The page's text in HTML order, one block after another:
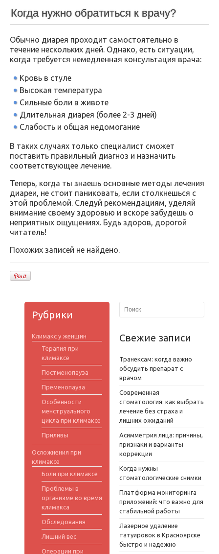
Когда нужно обратиться к врачу?
Обычно диарея проходит самостоятельно в
течение нескольких дней. Однако, есть ситуации,
когда требуется немедленная консультация врача:
Кровь в стуле
Высокая температура
Сильные боли в животе
Длительная диарея (более 2-3 дней)
Слабость и общая недомогание
В таких случаях только специалист сможет
поставить правильный диагноз и назначить
соответствующее лечение.
Теперь, когда ты знаешь основные методы лечения
диареи, не стоит паниковать, если столкнешься с
этой проблемой. Следуй рекомендациям, уделяй
внимание своему здоровью и вскоре забудешь о
неприятных ощущениях. Будь здоров, дорогой
читатель!
Похожих записей не найдено.
Рубрики
Климакс у женщин
Терапия при
климаксе
Постменопауза
Пременопауза
Особенности
менструального
цикла при климаксе
Приливы
Осложнения при
климаксе
Боли при климаксе
Проблемы в
организме во время
климакса
Обследования
Лишний вес
Операции при
Свежие записи
Транексам: когда важно
обсудить препарат с
врачом
Современная
стоматология: как выбрать
лечение без страха и
лишних ожиданий
Асимметрия лица: причины,
признаки и варианты
коррекции
Когда нужны
стоматологические снимки
Платформа мониторинга
приложений: что важно для
стабильной работы
Лазерное удаление
татуировок в Красноярске
быстро и надежно